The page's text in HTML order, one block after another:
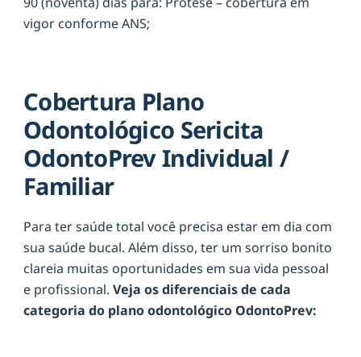
vigor conforme ANS;
Cobertura Plano
Odontológico Sericita
OdontoPrev Individual /
Familiar
Para ter saúde total você precisa estar em dia com
sua saúde bucal. Além disso, ter um sorriso bonito
clareia muitas oportunidades em sua vida pessoal
e profissional. Veja os diferenciais de cada
categoria do plano odontológico OdontoPrev: